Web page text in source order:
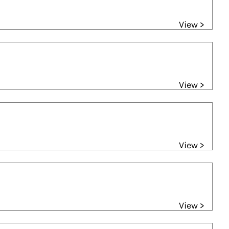
View >
View >
View >
View >